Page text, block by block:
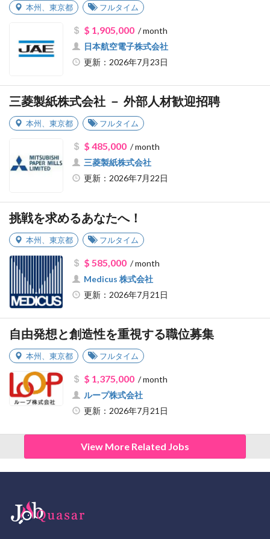
本州 東京都 フルタイム
$ 1,905,000/ month
日本航空電子株式会社
更新：2026年7月23日
三菱製紙株式会社 － 外部人材歓迎招聘
本州 東京都 フルタイム
$ 485,000/ month
三菱製紙株式会社
更新：2026年7月22日
挑戦を求めるあなたへ！
本州 東京都 フルタイム
$ 585,000/ month
Medicus 株式会社
更新：2026年7月21日
自由発想と創造性を重視する職位募集
本州 東京都 フルタイム
$ 1,375,000/ month
ループ株式会社
更新：2026年7月21日
View More Related Jobs